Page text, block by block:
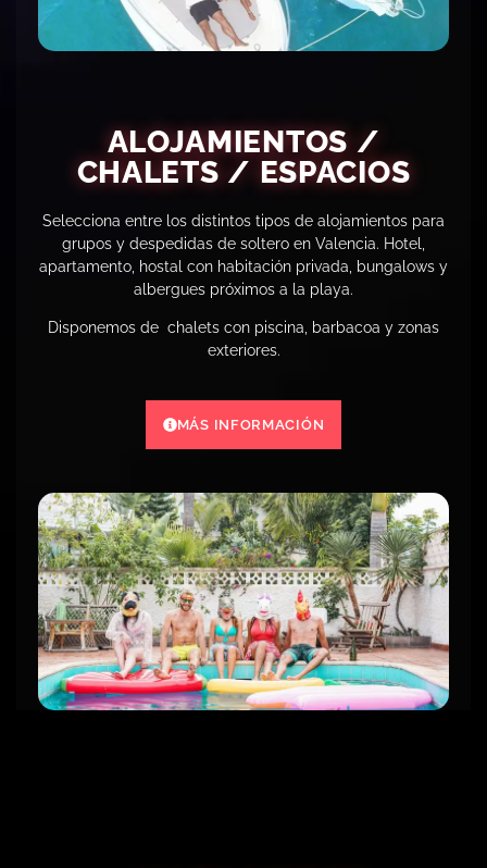
ALOJAMIENTOS /
CHALETS / ESPACIOS
Selecciona entre los distintos tipos de alojamientos para
grupos y despedidas de soltero en Valencia. Hotel,
apartamento, hostal con habitación privada, bungalows y
albergues próximos a la playa.
Disponemos de chalets con piscina, barbacoa y zonas
exteriores.
MÁS INFORMACIÓN